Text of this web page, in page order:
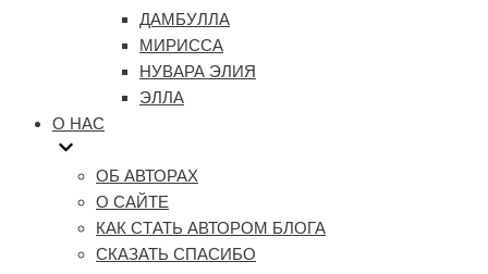
ДАМБУЛЛА
МИРИССА
НУВАРА ЭЛИЯ
ЭЛЛА
О НАС
ОБ АВТОРАХ
О САЙТЕ
КАК СТАТЬ АВТОРОМ БЛОГА
СКАЗАТЬ СПАСИБО